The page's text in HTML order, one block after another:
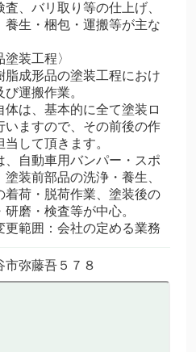
査、バリ取り等の仕上げ、
養生・梱包・運搬等が主な
塗装工程〉
脂成形品の塗装工程におけ
運搬作業。
体は、基本的に全て塗装ロ
いますので、その前後の作
して頂きます。
、自動車用バンパー・スポ
塗装前部品の洗浄・養生、
着荷・脱荷作業、塗装後の
磨・検査等が中心。
更範囲：会社の定める業務
市弥藤吾５７８